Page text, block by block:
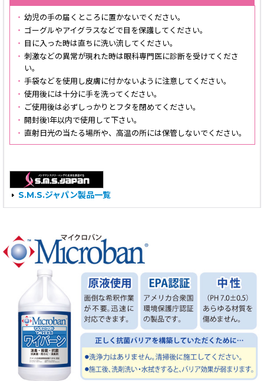
・ 幼児の手の届くところに置かないでください。
・ ゴーグルやアイグラスなどで目を保護してください。
・ 目に入った時は直ちに洗い流してください。
・ 刺激などの異常が現れた時は眼科専門医に診断を受けてくださ
い。
・ 手袋などを使用し皮膚に付かないように注意してください。
・ 使用後には十分に手を洗ってください。
・ ご使用後は必ずしっかりとフタを閉めてください。
・ 開封後1年以内で使用して下さい。
・ 直射日光の当たる場所や、高温の所には保管しないでください。
S.M.S.ジャパン製品一覧